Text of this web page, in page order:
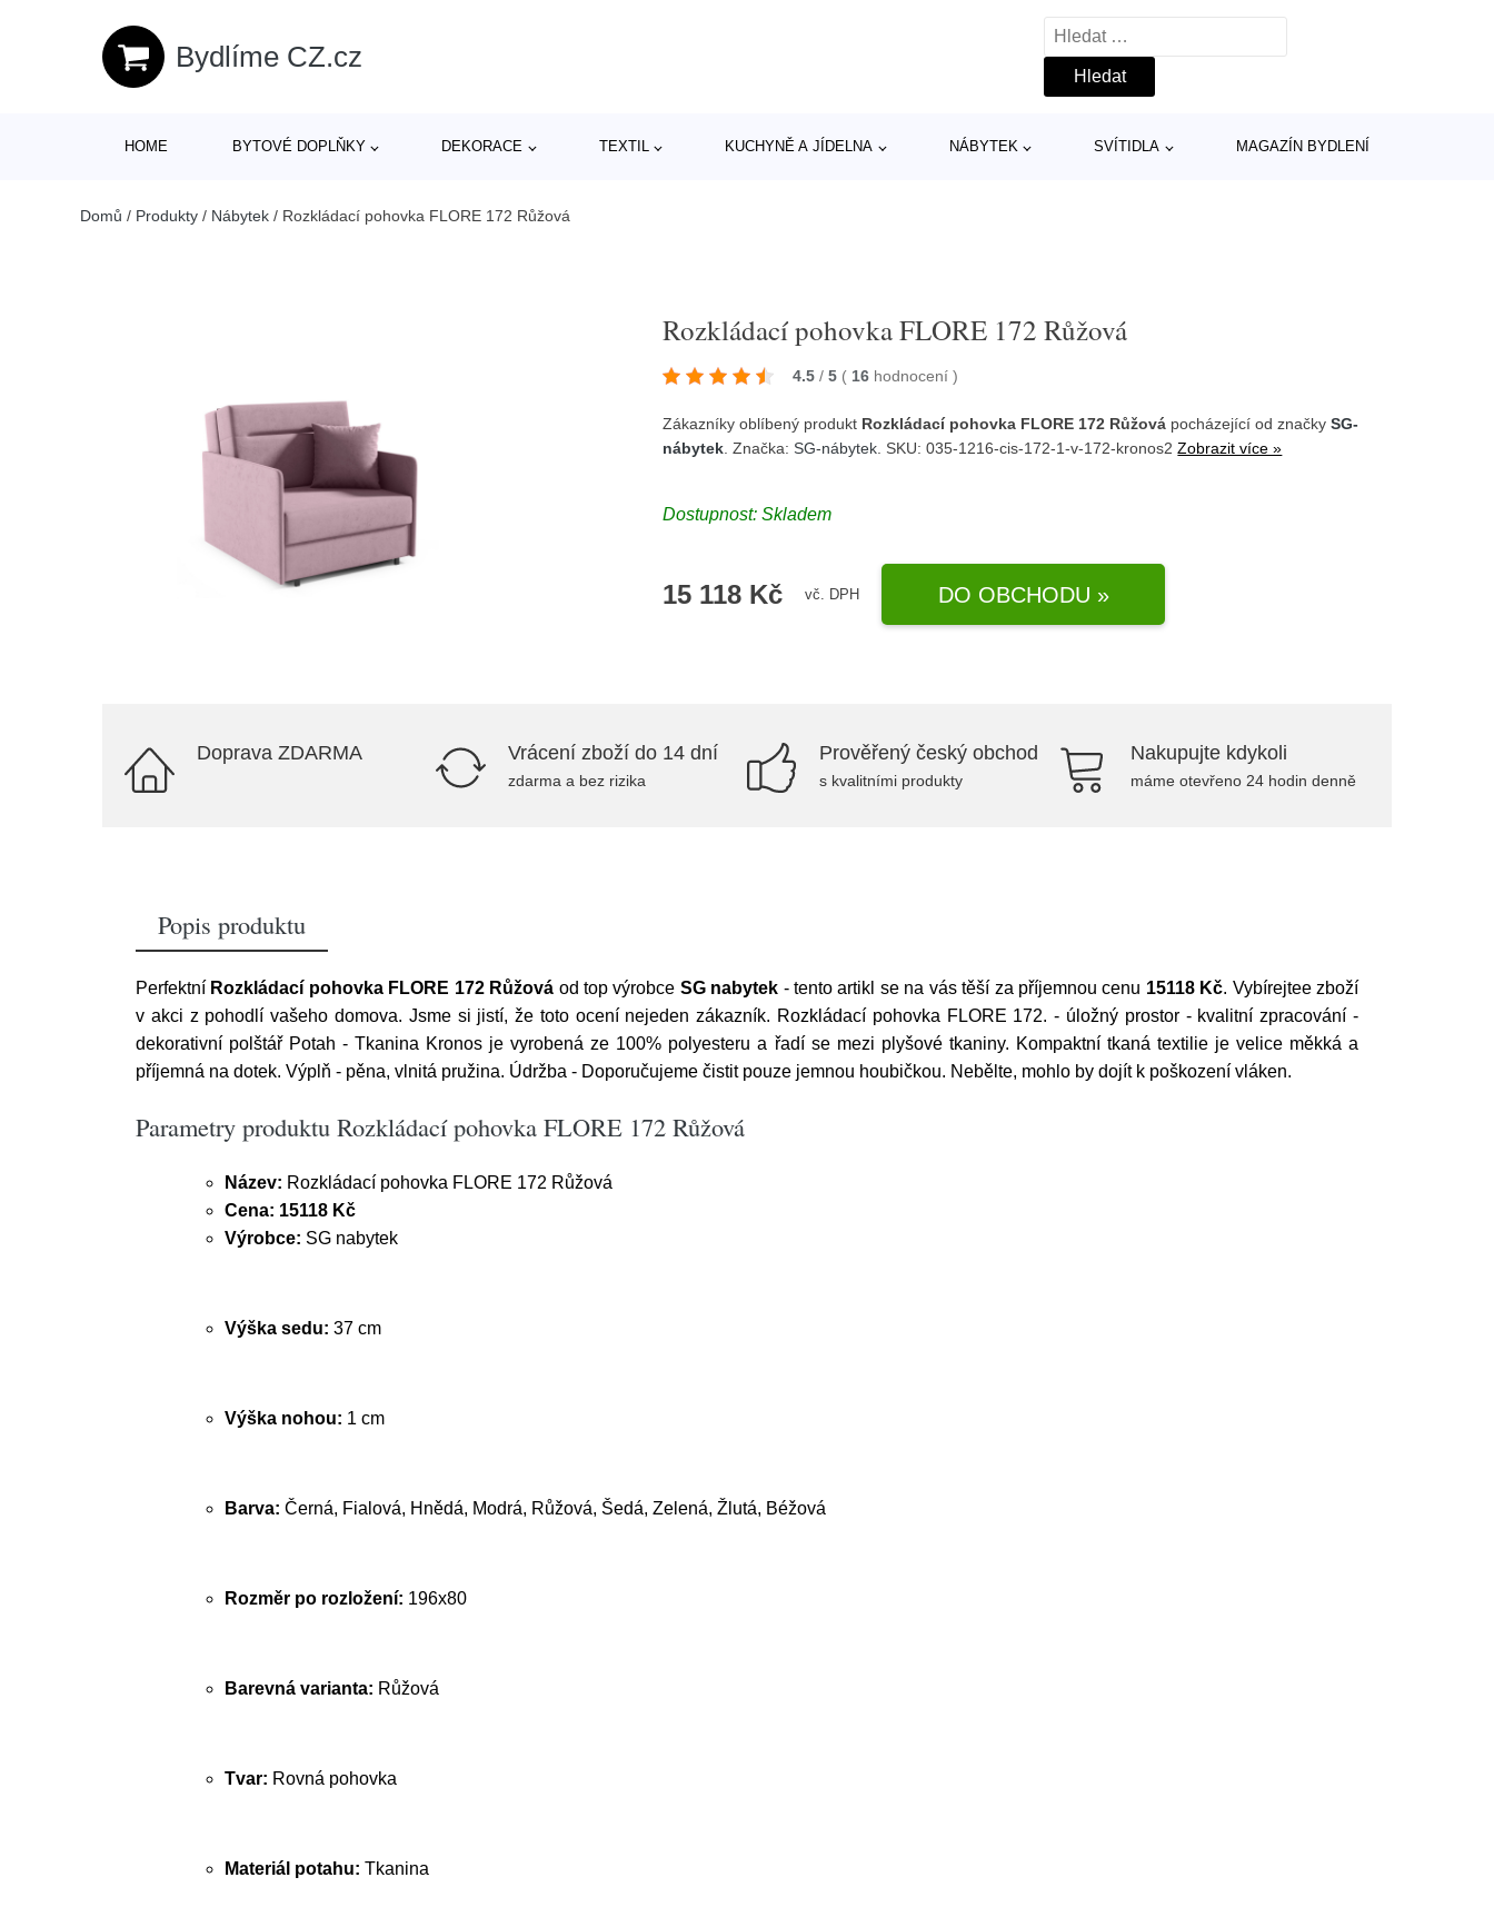
Bydlíme CZ.cz
Vyhledávání
HOME BYTOVÉ DOPLŇKY DEKORACE TEXTIL KUCHYNĚ A JÍDELNA NÁBYTEK SVÍTIDLA MAGAZÍN BYDLENÍ
Domů / Produkty / Nábytek / Rozkládací pohovka FLORE 172 Růžová
Rozkládací pohovka FLORE 172 Růžová
4.5 / 5 ( 16 hodnocení)
Zákazníky oblíbený produkt Rozkládací pohovka FLORE 172 Růžová pocházející od značkySG-
nábytek . Značka:SG-nábytek . SKU: 035-1216-cis-172-1-v-172-kronos2Zobrazit více »
Dostupnost:Skladem
15 118 Kč vč. DPH DO OBCHODU »
Doprava ZDARMA Vrácení zboží do 14 dní
zdarma a bez rizika
Prověřený český obchod
s kvalitními produkty
Nakupujte kdykoli
máme otevřeno 24 hodin denně
Popis produktu
Perfektní Rozkládací pohovka FLORE 172 Růžová od top výrobce SG nabytek - tento artikl se na vás těší za příjemnou cenu 15118 Kč. Vybírejtee zboží
v akci z pohodlí vašeho domova. Jsme si jistí, že toto ocení nejeden zákazník. Rozkládací pohovka FLORE 172. - úložný prostor - kvalitní zpracování -
dekorativní polštář Potah - Tkanina Kronos je vyrobená ze 100% polyesteru a řadí se mezi plyšové tkaniny. Kompaktní tkaná textilie je velice měkká a
příjemná na dotek. Výplň - pěna, vlnitá pružina. Údržba - Doporučujeme čistit pouze jemnou houbičkou. Nebělte, mohlo by dojít k poškození vláken.
Parametry produktu Rozkládací pohovka FLORE 172 Růžová
Název: Rozkládací pohovka FLORE 172 Růžová
Cena: 15118 Kč
Výrobce: SG nabytek
Výška sedu: 37 cm
Výška nohou: 1 cm
Barva: Černá, Fialová, Hnědá, Modrá, Růžová, Šedá, Zelená, Žlutá, Béžová
Rozměr po rozložení: 196x80
Barevná varianta: Růžová
Tvar: Rovná pohovka
Materiál potahu: Tkanina